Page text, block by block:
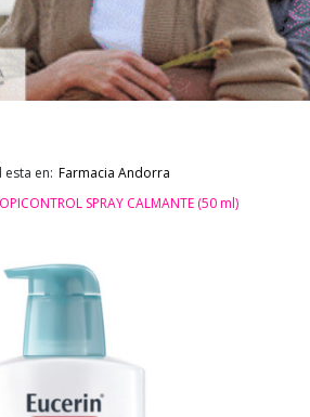
esta en: Farmacia Andorra
SPRAY CALMANTE (50 ml)